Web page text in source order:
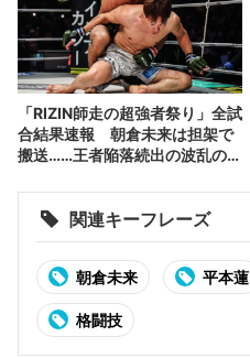
「RIZIN師走の超強者祭り」全試
合結果速報 朝倉未来は担架で
搬送……王者陥落続出の波乱の展
関連キーフレーズ
朝倉未来 平本蓮
格闘技